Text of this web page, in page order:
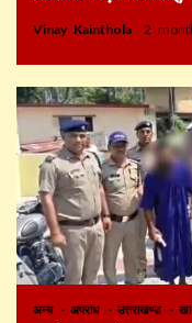
Vinay Kainthola 2
अन्य अपराध उत्तराखण्ड